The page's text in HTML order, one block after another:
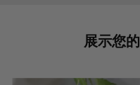
展示您的